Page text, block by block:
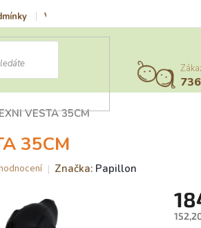
Vrácení zboží a reklamace
VESTA 35CM
35CM
Značka: Papillon